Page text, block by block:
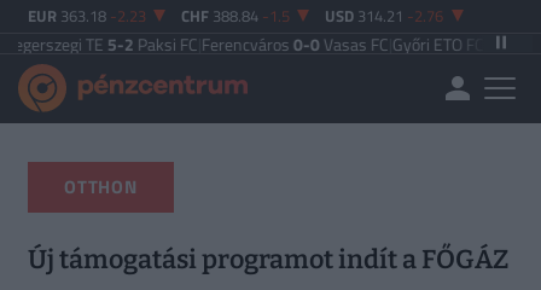
EUR 363.18 -2.23 CHF 388.84 -1.5 USD 314.21 -2.76
5-2Paksi FC|Ferencváros0-0Vasas FC|Győri ETO FC4-0Nyíregyháza
OTTHON
Új támogatási programot indít a FŐGÁZ